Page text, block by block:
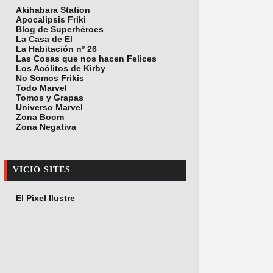
Akihabara Station
Apocalipsis Friki
Blog de Superhéroes
La Casa de El
La Habitación nº 26
Las Cosas que nos hacen Felices
Los Acólitos de Kirby
No Somos Frikis
Todo Marvel
Tomos y Grapas
Universo Marvel
Zona Boom
Zona Negativa
VICIO SITES
El Pixel Ilustre